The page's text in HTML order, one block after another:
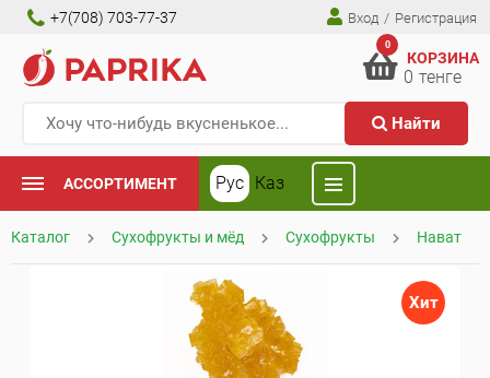
+7(708) 703-77-37 Вход / Регистрация
Найти
0
КОРЗИНА
0 тенге
АССОРТИМЕНТ Рус Каз
Каталог Сухофрукты и мёд Сухофрукты Нават
Хит